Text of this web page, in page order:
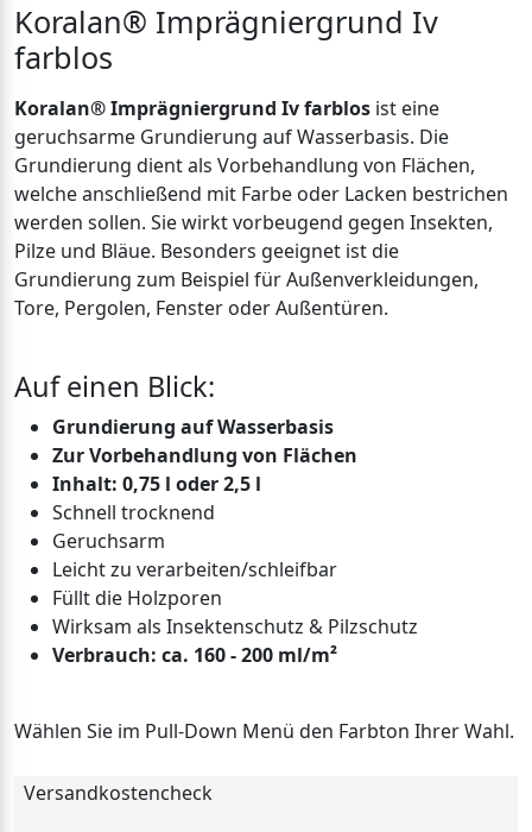
Koralan® Imprägniergrund Iv
farblos
Koralan® Imprägniergrund Iv farblos ist eine
geruchsarme Grundierung auf Wasserbasis. Die
Grundierung dient als Vorbehandlung von Flächen,
welche anschließend mit Farbe oder Lacken bestrichen
werden sollen. Sie wirkt vorbeugend gegen Insekten,
Pilze und Bläue. Besonders geeignet ist die
Grundierung zum Beispiel für Außenverkleidungen,
Tore, Pergolen, Fenster oder Außentüren.
Auf einen Blick:
Grundierung auf Wasserbasis
Zur Vorbehandlung von Flächen
Inhalt: 0,75 l oder 2,5 l
Schnell trocknend
Geruchsarm
Leicht zu verarbeiten/schleifbar
Füllt die Holzporen
Wirksam als Insektenschutz & Pilzschutz
Verbrauch: ca. 160 - 200 ml/m²
Wählen Sie im Pull-Down Menü den Farbton Ihrer Wahl.
Versandkostencheck